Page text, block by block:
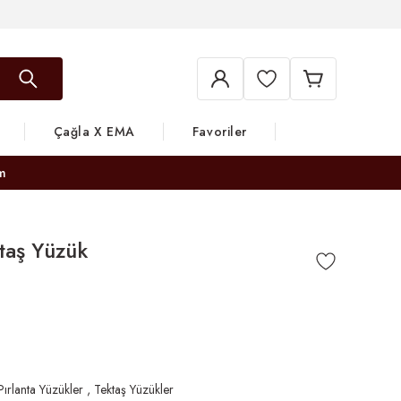
Çağla X EMA Favoriler
Yüzük
Yüzükler , Tektaş Yüzükler